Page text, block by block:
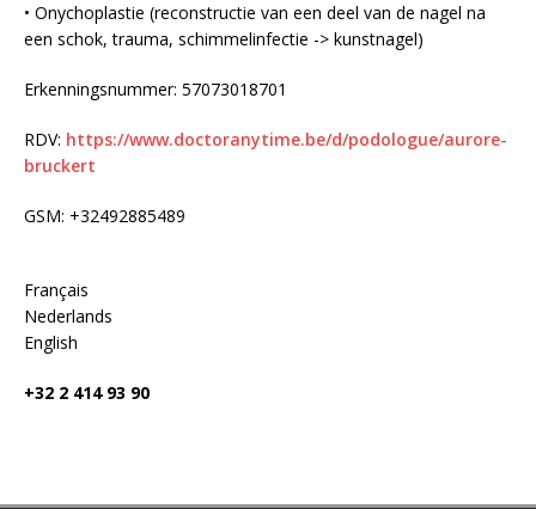
• Onychoplastie (reconstructie van een deel van de nagel na
een schok, trauma, schimmelinfectie -> kunstnagel)
Erkenningsnummer: 57073018701
RDV: https://www.doctoranytime.be/d/podologue/aurore-
bruckert
GSM: +32492885489
Français
Nederlands
English
+32 2 414 93 90